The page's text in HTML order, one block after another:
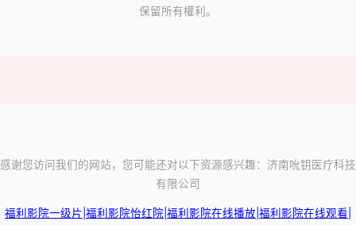
保留所有權利。
感谢您访问我们的网站，您可能还对以下资源感兴趣：济南吮钥医疗科技
有限公司
福利影院一级片|福利影院怡红院|福利影院在线播放|福利影院在线观看|